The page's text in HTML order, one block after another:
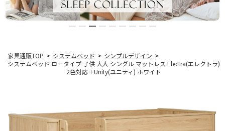
家具通販TOP > システムベッド > シンプルデザイン >
システムベッド ロータイプ 子供 大人 シングル マットレス Electra(エレクトラ)
2色対応＋Unity(ユニティ) ホワイト